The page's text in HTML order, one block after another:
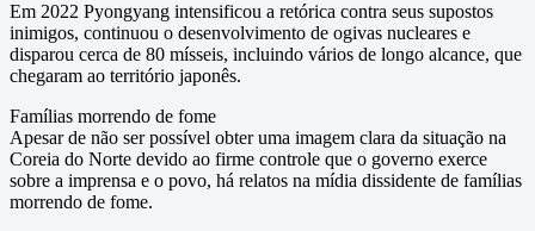
Em 2022 Pyongyang intensificou a retórica contra seus supostos
inimigos, continuou o desenvolvimento de ogivas nucleares e
disparou cerca de 80 mísseis, incluindo vários de longo alcance, que
chegaram ao território japonês.
Famílias morrendo de fome
Apesar de não ser possível obter uma imagem clara da situação na
Coreia do Norte devido ao firme controle que o governo exerce
sobre a imprensa e o povo, há relatos na mídia dissidente de famílias
morrendo de fome.